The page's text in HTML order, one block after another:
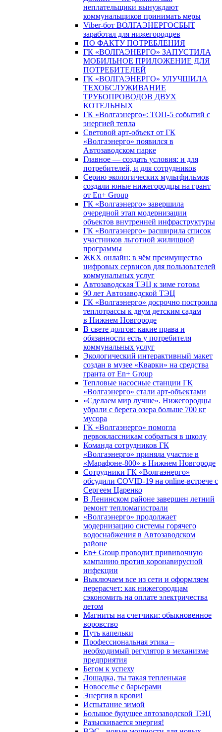
неплательщики вынуждают
коммунальщиков принимать меры
Viber-бот ВОЛГАЭНЕРГОСБЫТ
заработал для нижегородцев
ПО ФАКТУ ПОТРЕБЛЕНИЯ
ГК «ВОЛГАЭНЕРГО» ЗАПУСТИЛА
МОБИЛЬНОЕ ПРИЛОЖЕНИЕ ДЛЯ
ПОТРЕБИТЕЛЕЙ
ГК «ВОЛГАЭНЕРГО» УЛУЧШИЛА
ТЕХОБСЛУЖИВАНИЕ
ТРУБОПРОВОДОВ ДВУХ
КОТЕЛЬНЫХ
ГК «Волгаэнерго»: ТОП-5 событий с
энергией тепла
Световой арт-объект от ГК
«Волгаэнерго» появился в
Автозаводском парке
Главное — создать условия: и для
потребителей, и для сотрудников
Серию экологических мультфильмов
создали юные нижегородцы на грант
от En+ Group
ГК «Волгаэнерго» завершила
очередной этап модернизации
объектов внутренней инфраструктуры
ГК «Волгаэнерго» расширила список
участников льготной жилищной
программы
ЖКХ онлайн: в чём преимущество
цифровых сервисов для пользователей
коммунальных услуг
Автозаводская ТЭЦ к зиме готова
90 лет Автозаводской ТЭЦ
ГК «Волгаэнерго» досрочно построила
теплотрассы к двум детским садам
в Нижнем Новгороде
В свете долгов: какие права и
обязанности есть у потребителя
коммунальных услуг
Экологический интерактивный макет
создан в музее «Кварки» на средства
гранта от En+ Group
Тепловые насосные станции ГК
«Волгаэнерго» стали арт-объектами
«Сделаем мир лучше». Нижегородцы
убрали с берега озера больше 700 кг
мусора
ГК «Волгаэнерго» помогла
первоклассникам собраться в школу
Команда сотрудников ГК
«Волгаэнерго» приняла участие в
«Марафоне-800» в Нижнем Новгороде
Сотрудники ГК «Волгаэнерго»
обсудили COVID-19 на online-встрече с
Сергеем Царенко
В Ленинском районе завершен летний
ремонт тепломагистрали
«Волгаэнерго» продолжает
модернизацию системы горячего
водоснабжения в Автозаводском
районе
En+ Group проводит прививочную
кампанию против коронавирусной
инфекции
Выключаем все из сети и оформляем
перерасчет: как нижегородцам
сэкономить на оплате электричества
летом
Магниты на счетчики: обыкновенное
воровство
Путь капельки
Профессиональная этика –
необходимый регулятор в механизме
предприятия
Бегом к успеху
Лошадка, ты такая тепленькая
Новоселье с барьерами
Энергия в крови!
Испытание зимой
Большое будущее автозаводской ТЭЦ
Разыскивается энергия!